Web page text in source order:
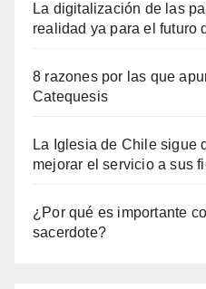
La digitalización de las
realidad ya para el futuro
8 razones por las que
Catequesis
La Iglesia de Chile sigue
mejorar el servicio a sus
¿Por qué es importante
sacerdote?